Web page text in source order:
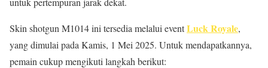
Skin shotgun M1014 ini tersedia melalui eventLuck Royale,
yang dimulai pada Kamis, 1 Mei 2025. Untuk mendapatkannya,
pemain cukup mengikuti langkah berikut: